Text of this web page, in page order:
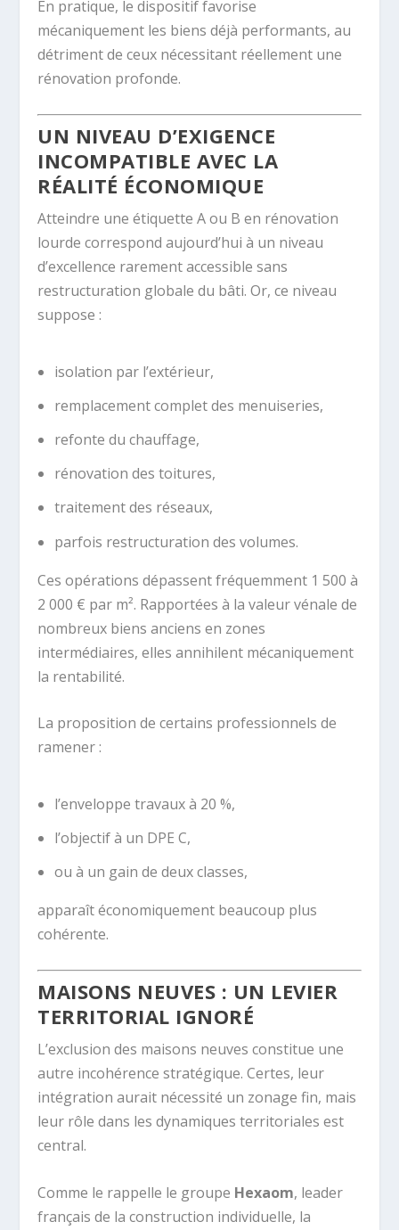
En pratique, le dispositif favorise
mécaniquement les biens déjà performants, au
détriment de ceux nécessitant réellement une
rénovation profonde.
UN NIVEAU D’EXIGENCE
INCOMPATIBLE AVEC LA
RÉALITÉ ÉCONOMIQUE
Atteindre une étiquette A ou B en rénovation
lourde correspond aujourd’hui à un niveau
d’excellence rarement accessible sans
restructuration globale du bâti. Or, ce niveau
suppose :
isolation par l’extérieur,
remplacement complet des menuiseries,
refonte du chauffage,
rénovation des toitures,
traitement des réseaux,
parfois restructuration des volumes.
Ces opérations dépassent fréquemment 1 500 à
2 000 € par m². Rapportées à la valeur vénale de
nombreux biens anciens en zones
intermédiaires, elles annihilent mécaniquement
la rentabilité.
La proposition de certains professionnels de
ramener :
l’enveloppe travaux à 20 %,
l’objectif à un DPE C,
ou à un gain de deux classes,
apparaît économiquement beaucoup plus
cohérente.
MAISONS NEUVES : UN LEVIER
TERRITORIAL IGNORÉ
L’exclusion des maisons neuves constitue une
autre incohérence stratégique. Certes, leur
intégration aurait nécessité un zonage fin, mais
leur rôle dans les dynamiques territoriales est
central.
Comme le rappelle le groupe Hexaom, leader
français de la construction individuelle, la